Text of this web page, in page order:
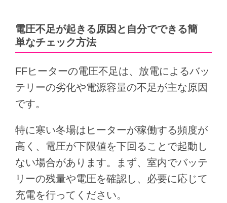
電圧不足が起きる原因と自分でできる簡
単なチェック方法
FFヒーターの電圧不足は、放電によるバッ
テリーの劣化や電源容量の不足が主な原因
です。
特に寒い冬場はヒーターが稼働する頻度が
高く、電圧が下限値を下回ることで起動し
ない場合があります。まず、室内でバッテ
リーの残量や電圧を確認し、必要に応じて
充電を行ってください。